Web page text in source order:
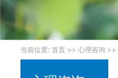
当前位置: 首页 >> 心理咨询 >>